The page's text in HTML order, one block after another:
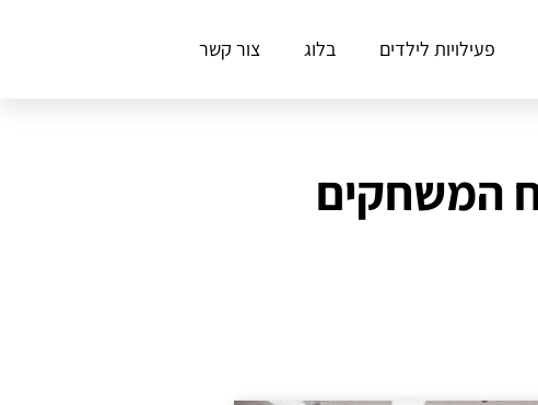
פעילויות לילדים בלוג צור קשר
המשחקים